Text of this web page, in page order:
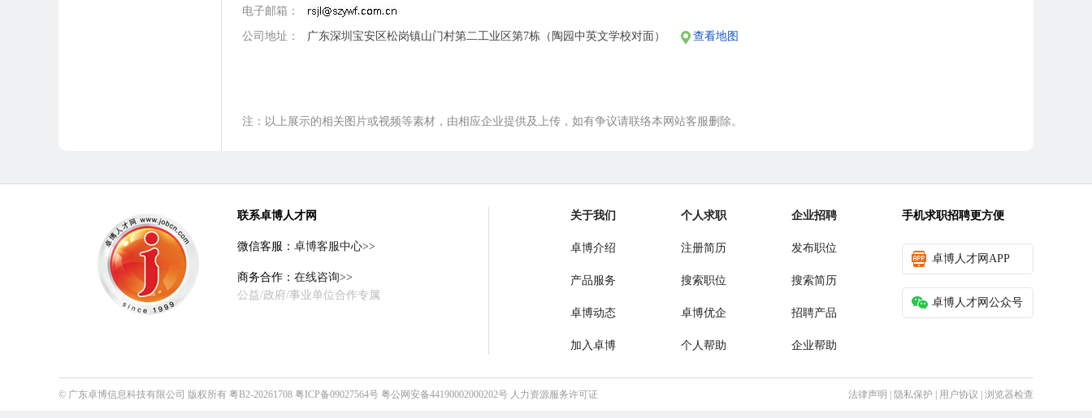
电子邮箱：
公司地址： 广东深圳宝安区松岗镇山门村第二工业区第7栋（陶园中英文学校对面） 查看地图
注：以上展示的相关图片或视频等素材，由相应企业提供及上传，如有争议请联络本网站客服删除。
联系卓博人才网
微信客服： 卓博客服中心>>
商务合作： 在线咨询>>
公益/政府/事业单位合作专属
关于我们
卓博介绍
产品服务
卓博动态
加入卓博
个人求职
注册简历
搜索职位
卓博优企
个人帮助
企业招聘
发布职位
搜索简历
招聘产品
企业帮助
手机求职招聘更方便
卓博人才网APP
卓博人才网公众号
© 广东卓博信息科技有限公司 版权所有 粤B2-20261708 粤ICP备09027564号 粤公网安备44190002000202号 人力资源服务许可证 法律声明 隐私保护 用户协议 浏览器检查